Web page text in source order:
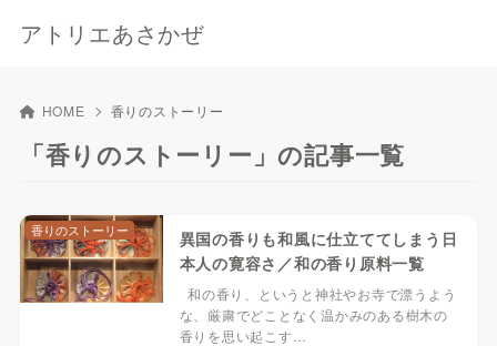
アトリエあさかぜ
HOME 香りのストーリー
「香りのストーリー」の記事一覧
異国の香りも和風に仕立ててしまう日
本人の寛容さ／和の香り原料一覧
和の香り、というと神社やお寺で漂うよう
な、厳粛でどことなく温かみのある樹木の
香りを思い起こす…
香りのストーリー